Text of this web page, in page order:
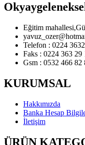
Eğitim
Telefon : 0224
Faks : 0224 363 29
Gsm : 0532 466 82
KURUMSAL
Hakkımızda
Banka Hesap
İletişim
ÜRÜN